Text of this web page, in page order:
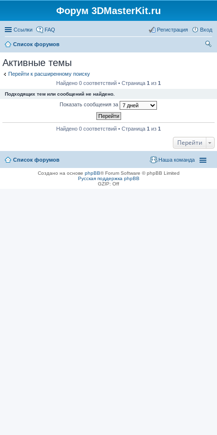
Форум 3DMasterKit.ru
Ссылки FAQ Вход
Регистрация
Список форумов
Активные темы
Перейти к расширенному поиску
Найдено 0 соответствий • Страница 1 из 1
Подходящих тем или сообщений не найдено.
Показать сообщения за
Найдено 0 соответствий • Страница 1 из 1
Перейти
Список форумов Наша команда
Создано на основе phpBB® Forum Software © phpBB Limited
Русская поддержка phpBB
GZIP: Off